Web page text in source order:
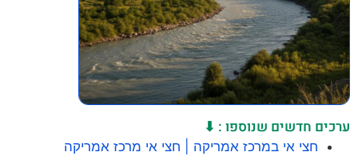
ערכים חדשים שנוספו : ⬇
חצי אי במרכז אמריקה | חצי אי מרכז אמריקה